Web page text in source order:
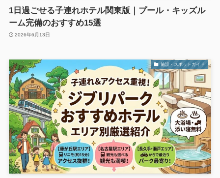
1日過ごせる子連れホテル関東版｜プール・キッズル
ーム完備のおすすめ15選
2026年6月13日
施設・スポットガイド